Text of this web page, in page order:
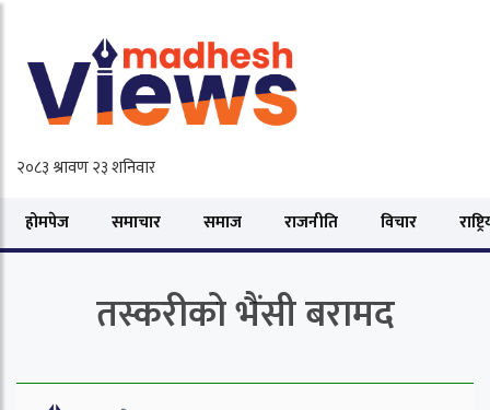
होमपेज समाचार समाज राजनीति विचार
तस्करीको भैंसी बरामद